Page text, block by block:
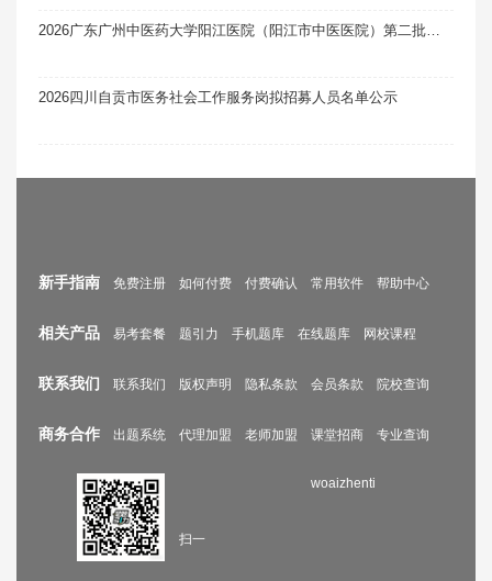
2026四川自贡市医务社会工作服务岗拟招募人员名单公示
新手指南 免费注册 如何付费 付费确认 常用软件 帮助中心
相关产品 易考套餐 题引力 手机题库 在线题库 网校课程
联系我们 联系我们 版权声明 隐私条款 会员条款 院校查询
商务合作 出题系统 代理加盟 老师加盟 课堂招商 专业查询
扫一
woaizhenti